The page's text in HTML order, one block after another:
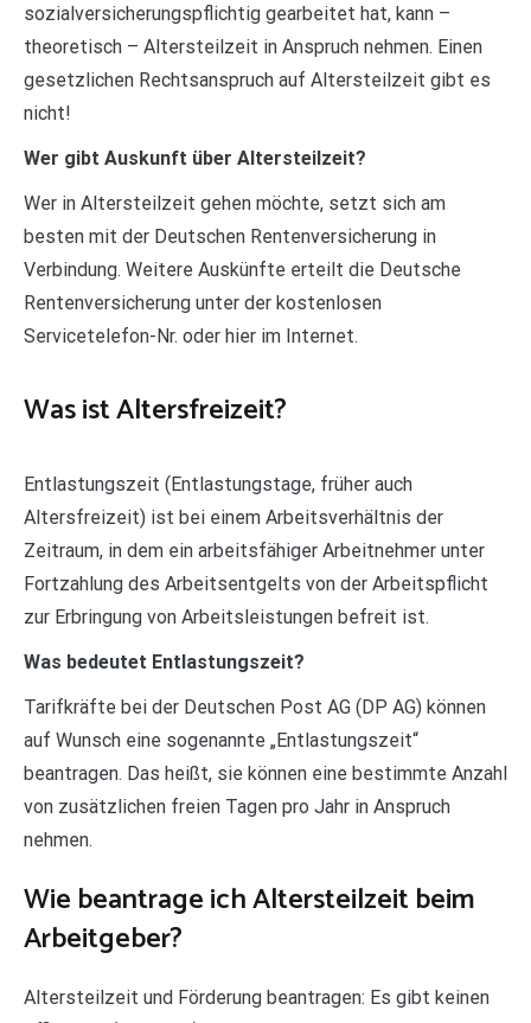
sozialversicherungspflichtig gearbeitet hat, kann –
theoretisch – Altersteilzeit in Anspruch nehmen. Einen
gesetzlichen Rechtsanspruch auf Altersteilzeit gibt es
nicht!
Wer gibt Auskunft über Altersteilzeit?
Wer in Altersteilzeit gehen möchte, setzt sich am
besten mit der Deutschen Rentenversicherung in
Verbindung. Weitere Auskünfte erteilt die Deutsche
Rentenversicherung unter der kostenlosen
Servicetelefon-Nr. oder hier im Internet.
Was ist Altersfreizeit?
Entlastungszeit (Entlastungstage, früher auch
Altersfreizeit) ist bei einem Arbeitsverhältnis der
Zeitraum, in dem ein arbeitsfähiger Arbeitnehmer unter
Fortzahlung des Arbeitsentgelts von der Arbeitspflicht
zur Erbringung von Arbeitsleistungen befreit ist.
Was bedeutet Entlastungszeit?
Tarifkräfte bei der Deutschen Post AG (DP AG) können
auf Wunsch eine sogenannte „Entlastungszeit“
beantragen. Das heißt, sie können eine bestimmte Anzahl
von zusätzlichen freien Tagen pro Jahr in Anspruch
nehmen.
Wie beantrage ich Altersteilzeit beim
Arbeitgeber?
Altersteilzeit und Förderung beantragen: Es gibt keinen